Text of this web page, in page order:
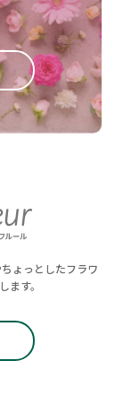
ょっとしたフラワ
ます。